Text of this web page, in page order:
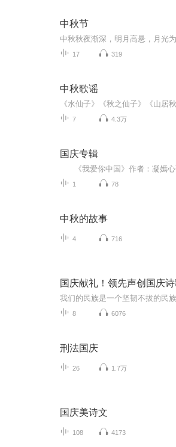
中秋节
17 319
中秋歌谣
7 4.3万
国庆专辑
1 78
中秋的故事
4 716
国庆献礼！领先声创国庆
8 6076
刑法国庆
26 1.7万
国庆美诗文
108 4173